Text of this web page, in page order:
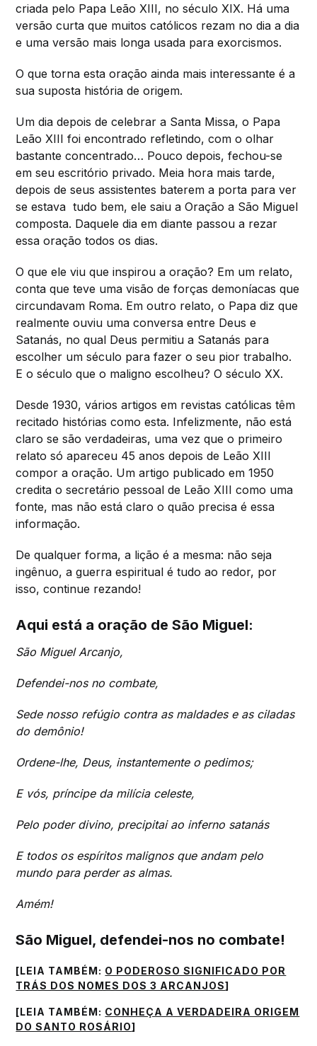
criada pelo Papa Leão XIII, no século XIX. Há uma
versão curta que muitos católicos rezam no dia a dia
e uma versão mais longa usada para exorcismos.
O que torna esta oração ainda mais interessante é a
sua suposta história de origem.
Um dia depois de celebrar a Santa Missa, o Papa
Leão XIII foi encontrado refletindo, com o olhar
bastante concentrado… Pouco depois, fechou-se
em seu escritório privado. Meia hora mais tarde,
depois de seus assistentes baterem a porta para ver
se estava tudo bem, ele saiu a Oração a São Miguel
composta. Daquele dia em diante passou a rezar
essa oração todos os dias.
O que ele viu que inspirou a oração? Em um relato,
conta que teve uma visão de forças demoníacas que
circundavam Roma. Em outro relato, o Papa diz que
realmente ouviu uma conversa entre Deus e
Satanás, no qual Deus permitiu a Satanás para
escolher um século para fazer o seu pior trabalho.
E o século que o maligno escolheu? O século XX.
Desde 1930, vários artigos em revistas católicas têm
recitado histórias como esta. Infelizmente, não está
claro se são verdadeiras, uma vez que o primeiro
relato só apareceu 45 anos depois de Leão XIII
compor a oração. Um artigo publicado em 1950
credita o secretário pessoal de Leão XIII como uma
fonte, mas não está claro o quão precisa é essa
informação.
De qualquer forma, a lição é a mesma: não seja
ingênuo, a guerra espiritual é tudo ao redor, por
isso, continue rezando!
Aqui está a oração de São Miguel:
São Miguel Arcanjo,
Defendei-nos no combate,
Sede nosso refúgio contra as maldades e as ciladas
do demônio!
Ordene-lhe, Deus, instantemente o pedimos;
E vós, príncipe da milícia celeste,
Pelo poder divino, precipitai ao inferno satanás
E todos os espíritos malignos que andam pelo
mundo para perder as almas.
Amém!
São Miguel, defendei-nos no combate!
[LEIA TAMBÉM: O PODEROSO SIGNIFICADO POR
TRÁS DOS NOMES DOS 3 ARCANJOS]
[LEIA TAMBÉM: CONHEÇA A VERDADEIRA ORIGEM
DO SANTO ROSÁRIO]